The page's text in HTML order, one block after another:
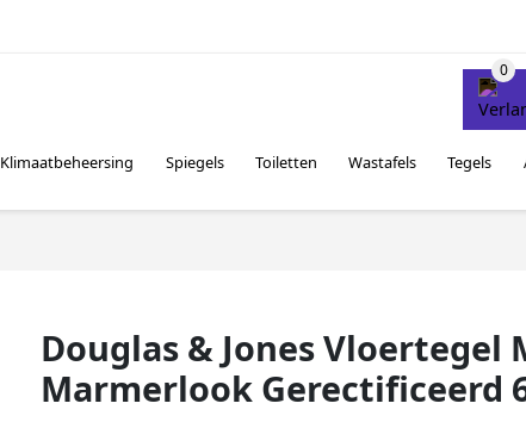
Klimaatbeheersing Spiegels Toiletten Wastafels Tegels
Douglas & Jones Vloertegel
Marmerlook Gerectificeerd